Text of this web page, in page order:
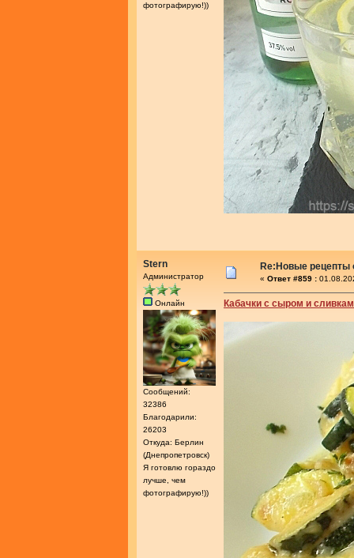
фотографирую!))
Stern
Администратор
Онлайн
Сообщений:
32386
Благодарили:
26203
Откуда: Берлин
(Днепропетровск)
Я готовлю гораздо
лучше, чем
фотографирую!))
Re:Новые рецепты
« Ответ #859 :
Кабачки с сыром и